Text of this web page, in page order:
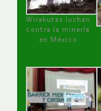
Wirakutas luchan
contra la minería
en México